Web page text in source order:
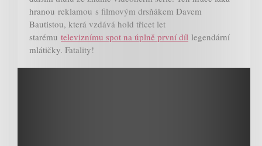
hranou reklamou s filmovým drsňákem Davem
Bautistou, která vzdává hold třicet let
starému televiznímu spot na úplně první díl legendární
mlátičky. Fatality!